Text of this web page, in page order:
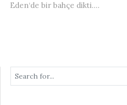
Eden‘de bir bahçe dikti....